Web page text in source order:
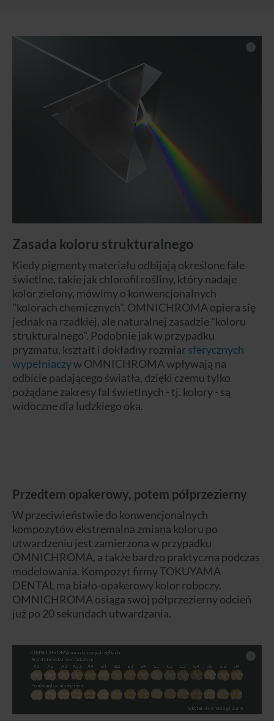
i
Zasada koloru strukturalnego
Kiedy pigmenty materiału odbijają określone fale
świetlne, takie jak chlorofil rośliny, który nadaje
kolor zielony, mówimy o konwencjonalnych
"kolorach chemicznych". OMNICHROMA opiera się
jednak na rzadkiej, ale naturalnej zasadzie "koloru
strukturalnego". Podobnie jak w przypadku
pryzmatu, kształt i dokładny rozmiarsferycznych
wypełniaczyw OMNICHROMA wpływają na
odbicie padającego światła, dzięki czemu tylko
pożądane zakresy fal świetlnych - tj. kolory - są
widoczne dla ludzkiego oka.
Przedtem opakerowy, potem półprzezierny
W przeciwieństwie do konwencjonalnych
kompozytów ekstremalna zmiana koloru po
utwardzeniu jest zamierzona w przypadku
OMNICHROMA, a także bardzo praktyczna podczas
modelowania. Kompozyt firmy TOKUYAMA
DENTAL ma biało-opakerowy kolor roboczy.
OMNICHROMA osiąga swój półprzezierny odcień
już po 20 sekundach utwardzania.
i